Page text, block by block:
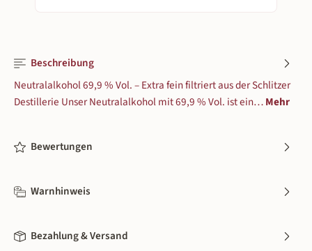
Beschreibung
Neutralalkohol 69,9 % Vol. – Extra fein filtriert aus der Schlitzer
Destillerie Unser Neutralalkohol mit 69,9 % Vol. ist ein…Mehr
Bewertungen
Warnhinweis
Bezahlung & Versand